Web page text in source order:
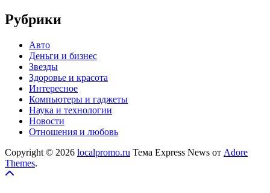
Рубрики
Авто
Деньги и бизнес
Звезды
Здоровье и красота
Интересное
Компьютеры и гаджеты
Наука и технологии
Новости
Отношения и любовь
Copyright © 2026 localpromo.ru Тема Express News от Adore
Themes.